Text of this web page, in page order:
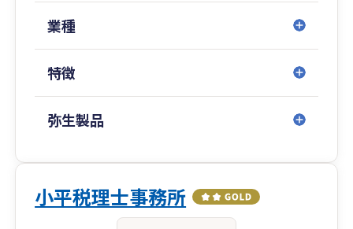
業種
特徴
弥生製品
小平税理士事務所